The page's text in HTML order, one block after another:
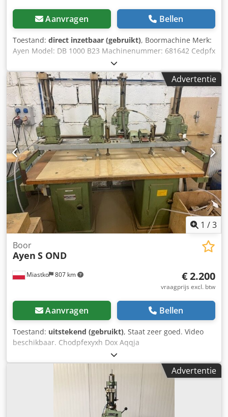
Aanvragen Bellen
Toestand: direct inzetbaar (gebruikt), Boormachine Merk:
Ayen Model: DB 1000 B23 Machinenummer: 681642 Cedpfx
Aqox Aplxoqjha Pneumatisch aangestuurde boormachine.
De boorkop is verwisselbaar met andere boorkoppen.
Machine-afmetingen: 120x80x205 cm (LxBxH) Gewicht: 275
kg Voorraadnr.: 2001012 Technische gegevens 23 spindels
Hartafstand: 32 mm Max. opening: 820 mm Werkbreedte:
720 mm Boordiepte: horizontaal 120 mm, verticaal 80 mm
Verstekhoek: 90º-45º Motor: 2,2 kW, 50 Hz, 380 V, 2800 tpm,
3-fase
Advertentie
1 /3
Miastko 807 km
Boor
Ayen S OND
€ 2.200
vraagprijs excl. btw
Aanvragen Bellen
Toestand: uitstekend (gebruikt), Staat zeer goed. Video
beschikbaar. Chodpfexyxh Dox Aqqja
Advertentie